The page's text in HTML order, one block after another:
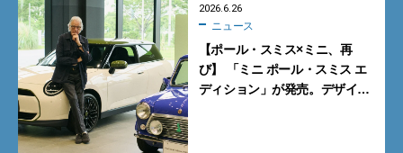
2026.6.26
ニュース
【ポール・スミス×ミニ、再
び】 「ミニ ポール・スミス エ
ディション」が発売。デザイ